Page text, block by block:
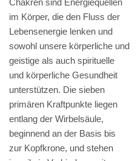
Chakren sind Energiequellen
im Körper, die den Fluss der
Lebensenergie lenken und
sowohl unsere körperliche und
geistige als auch spirituelle
und körperliche Gesundheit
unterstützen. Die sieben
primären Kraftpunkte liegen
entlang der Wirbelsäule,
beginnend an der Basis bis
zur Kopfkrone, und stehen